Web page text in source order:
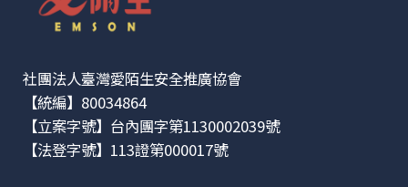
社團法人臺灣愛陌生安全推廣協會
【統編】80034864
【立案字號】台內團字第1130002039號
【法登字號】113證第000017號